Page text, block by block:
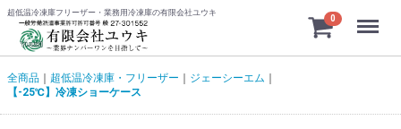
超低温冷凍庫フリーザー・業務用冷凍庫の有限会社ユウキ
0 Menu
全商品 超低温冷凍庫・フリーザー
ジェーシーエム
【-25℃】冷凍ショーケース